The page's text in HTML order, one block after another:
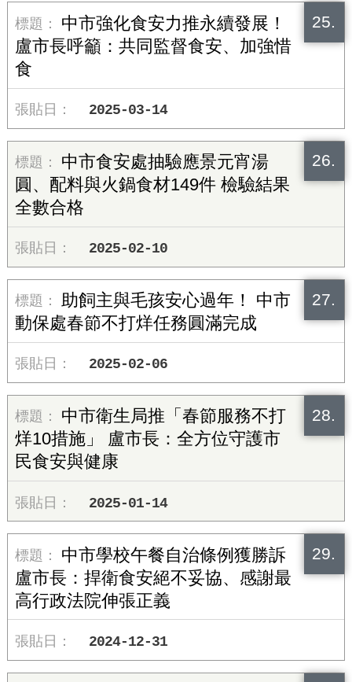
25.
中市強化食安力推永續發展！
盧市長呼籲：共同監督食安、加強惜
食
2025-03-14
26.
中市食安處抽驗應景元宵湯
圓、配料與火鍋食材149件 檢驗結果
全數合格
2025-02-10
27.
助飼主與毛孩安心過年！ 中市
動保處春節不打烊任務圓滿完成
2025-02-06
28.
中市衛生局推「春節服務不打
烊10措施」 盧市長：全方位守護市
民食安與健康
2025-01-14
29.
中市學校午餐自治條例獲勝訴
盧市長：捍衛食安絕不妥協、感謝最
高行政法院伸張正義
2024-12-31